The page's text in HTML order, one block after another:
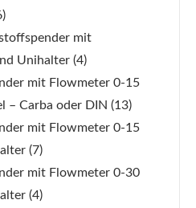
mit
Unihalter (4)
mit Flowmeter 0-15
– Carba oder DIN (13)
mit Flowmeter 0-15
(7)
mit Flowmeter 0-30
(4)